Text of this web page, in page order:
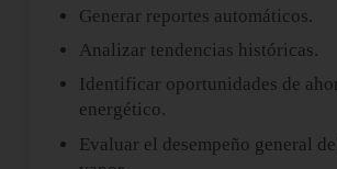
Generar reportes automáticos.
Analizar tendencias históricas.
Identificar oportunidades de
energético.
Evaluar el desempeño general